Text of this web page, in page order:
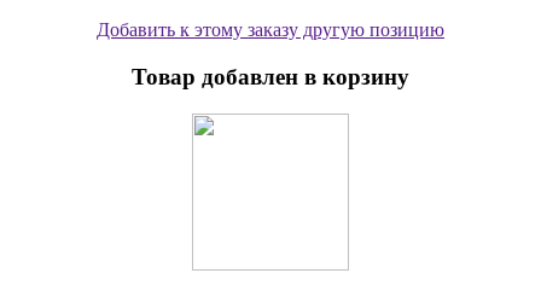
Добавить к этому заказу другую позицию
Товар добавлен в корзину